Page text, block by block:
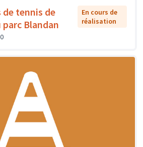
de tennis de
Blandan
En cours de
réalisation
0